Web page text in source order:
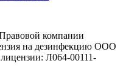
компании
на дезинфекцию ООО
Л064-00111-